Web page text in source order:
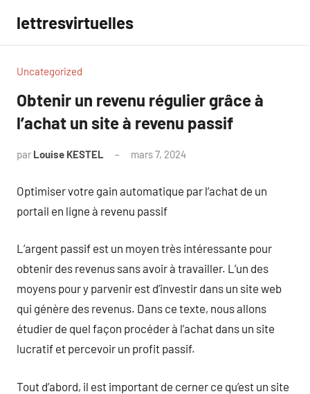
contenu
lettresvirtuelles
Uncategorized
Obtenir un revenu régulier grâce à
l’achat un site à revenu passif
par Louise KESTEL mars 7, 2024
Optimiser votre gain automatique par l’achat de un
portail en ligne à revenu passif
L’argent passif est un moyen très intéressante pour
obtenir des revenus sans avoir à travailler. L’un des
moyens pour y parvenir est d’investir dans un site web
qui génère des revenus. Dans ce texte, nous allons
étudier de quel façon procéder à l’achat dans un site
lucratif et percevoir un profit passif.
Tout d’abord, il est important de cerner ce qu’est un site